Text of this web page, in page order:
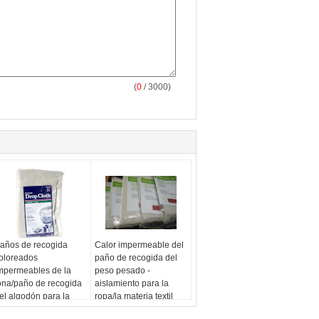
(0 / 3000)
de recogida
de la
paño de recogida
algodón para la
del sofá
Calor impermeable del
paño de recogida del
peso pesado -
aislamiento para la
ropa/la materia textil
casera